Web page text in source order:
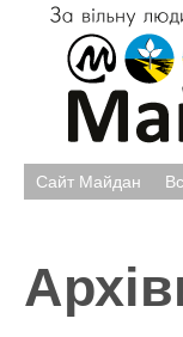
Сайт Майдан